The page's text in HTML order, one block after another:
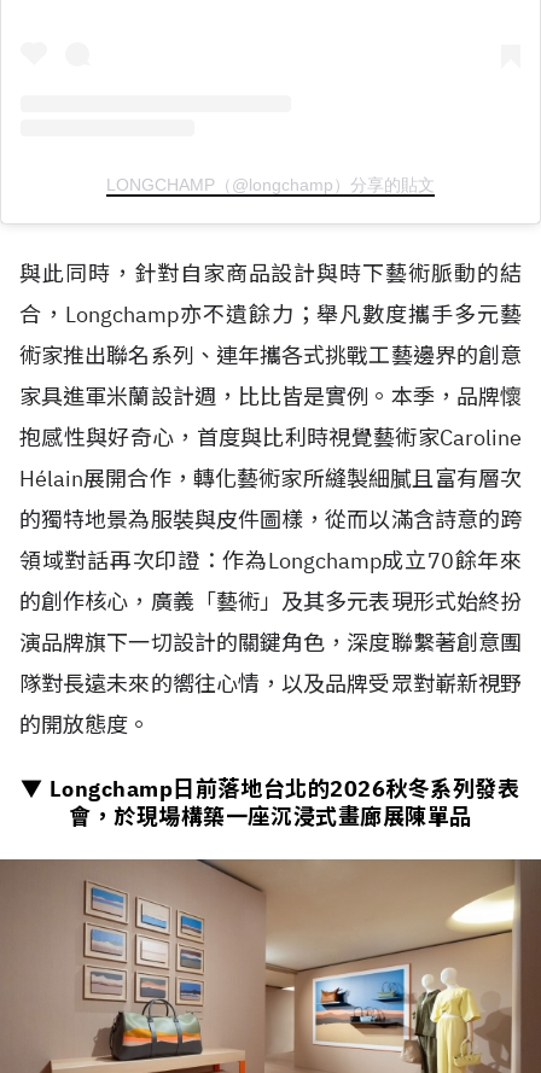
LONGCHAMP（@longchamp）分享的貼文
與此同時，針對自家商品設計與時下藝術脈動的結
合，Longchamp亦不遺餘力；舉凡數度攜手多元藝
術家推出聯名系列、連年攜各式挑戰工藝邊界的創意
家具進軍米蘭設計週，比比皆是實例。本季，品牌懷
抱感性與好奇心，首度與比利時視覺藝術家Caroline
Hélain展開合作，轉化藝術家所縫製細膩且富有層次
的獨特地景為服裝與皮件圖樣，從而以滿含詩意的跨
領域對話再次印證：作為Longchamp成立70餘年來
的創作核心，廣義「藝術」及其多元表現形式始終扮
演品牌旗下一切設計的關鍵角色，深度聯繫著創意團
隊對長遠未來的嚮往心情，以及品牌受眾對嶄新視野
的開放態度。
▼ Longchamp日前落地台北的2026秋冬系列發表
會，於現場構築一座沉浸式畫廊展陳單品